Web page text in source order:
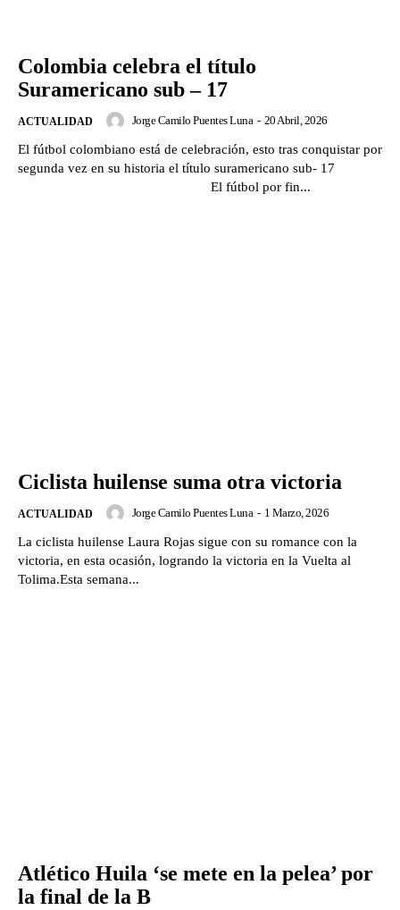
Colombia celebra el título
Suramericano sub – 17
ACTUALIDAD Jorge Camilo Puentes Luna - 20 Abril, 2026
El fútbol colombiano está de celebración, esto tras conquistar por
segunda vez en su historia el título suramericano sub- 17
El fútbol por fin...
Ciclista huilense suma otra victoria
ACTUALIDAD Jorge Camilo Puentes Luna - 1 Marzo, 2026
La ciclista huilense Laura Rojas sigue con su romance con la
victoria, en esta ocasión, logrando la victoria en la Vuelta al
Tolima.Esta semana...
Atlético Huila ‘se mete en la pelea’ por
la final de la B